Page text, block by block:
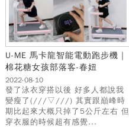
U-ME 馬卡龍智能電動跑步機｜
棉花糖女孩部落客-春妞
2022-08-10
發了泳衣穿搭以後 好多人都說我
變瘦了(///▽///) 其實跟巔峰時
期比起來大概只掉了5公斤左右 但
穿衣服的時候超有感覺...